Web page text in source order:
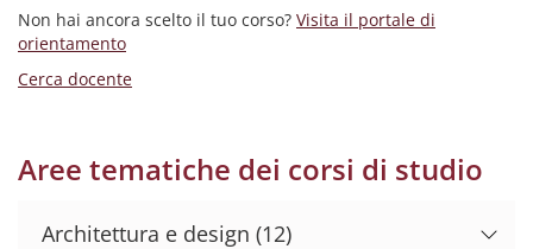
Non hai ancora scelto il tuo corso? Visita il portale di
orientamento
Cerca docente
Aree tematiche dei corsi di studio
Architettura e design (12)